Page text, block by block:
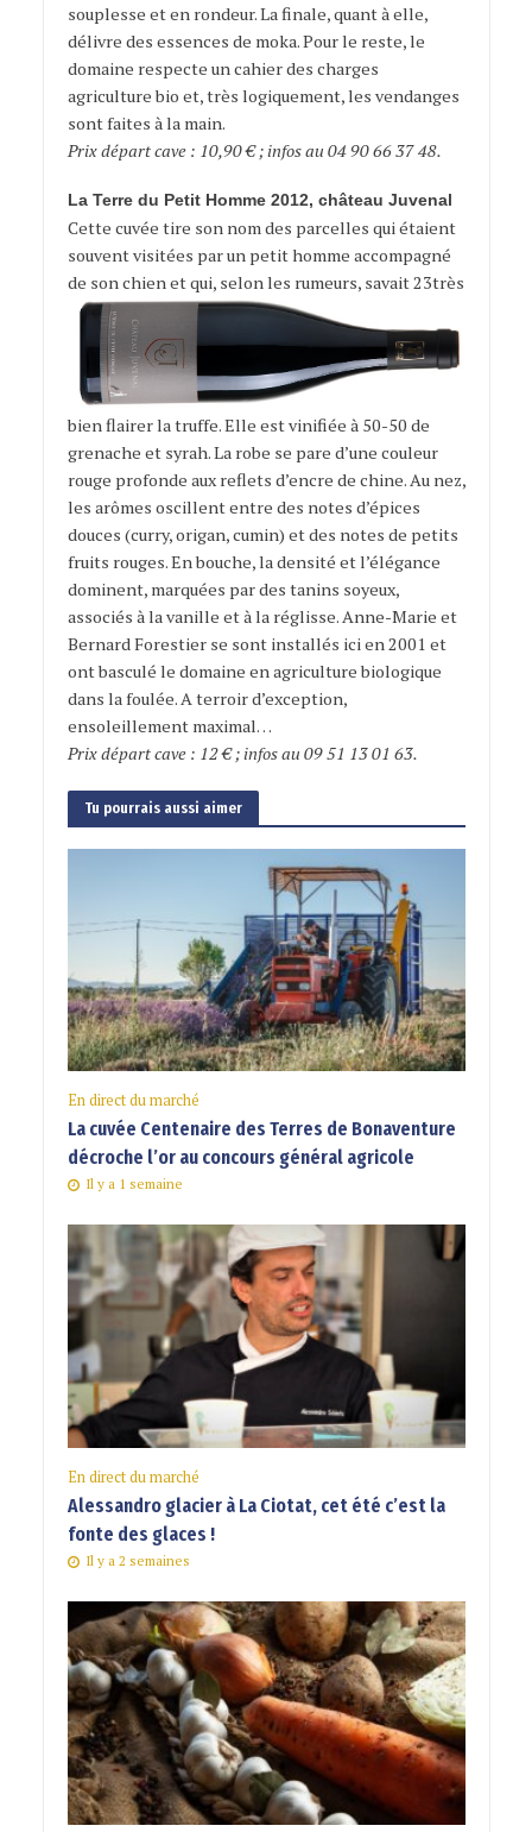
souplesse et en rondeur. La finale, quant à elle,
délivre des essences de moka. Pour le reste, le
domaine respecte un cahier des charges
agriculture bio et, très logiquement, les vendanges
sont faites à la main.
Prix départ cave : 10,90 € ; infos au 04 90 66 37 48.
La Terre du Petit Homme 2012, château Juvenal
Cette cuvée tire son nom des parcelles qui étaient
souvent visitées par un petit homme accompagné
de son chien et qui, selon les rumeurs, savait 23très
bien flairer la truffe. Elle est vinifiée à 50-50 de
grenache et syrah. La robe se pare d’une couleur
rouge profonde aux reflets d’encre de chine. Au nez,
les arômes oscillent entre des notes d’épices
douces (curry, origan, cumin) et des notes de petits
fruits rouges. En bouche, la densité et l’élégance
dominent, marquées par des tanins soyeux,
associés à la vanille et à la réglisse. Anne-Marie et
Bernard Forestier se sont installés ici en 2001 et
ont basculé le domaine en agriculture biologique
dans la foulée. A terroir d’exception,
ensoleillement maximal…
Prix départ cave : 12 € ; infos au 09 51 13 01 63.
Tu pourrais aussi aimer
En direct du marché
La cuvée Centenaire des Terres de Bonaventure
décroche l’or au concours général agricole
Il y a 1 semaine
En direct du marché
Alessandro glacier à La Ciotat, cet été c’est la
fonte des glaces !
Il y a 2 semaines